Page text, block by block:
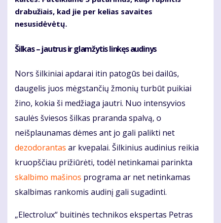
drabužiais, kad jie per kelias savaites
nesusidėvėtų.
Šilkas – jautrus ir glamžytis linkęs audinys
Nors šilkiniai apdarai itin patogūs bei dailūs,
daugelis juos mėgstančių žmonių turbūt puikiai
žino, kokia ši medžiaga jautri. Nuo intensyvios
saulės šviesos šilkas praranda spalvą, o
neišplaunamas dėmes ant jo gali palikti net
dezodorantas ar kvepalai. Šilkinius audinius reikia
kruopščiau prižiūrėti, todėl netinkamai parinkta
skalbimo mašinos programa ar net netinkamas
skalbimas rankomis audinį gali sugadinti.
„Electrolux“ buitinės technikos ekspertas Petras